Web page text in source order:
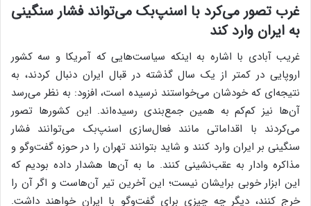
غرب تصور می‌کرد با اسنپ‌بک می‌تواند فشار سنگینی
به ایران وارد کند
غریب آبادی با اشاره به اینکه سیاست‌هایی که آمریکا و سه کشور
اروپایی در کمتر از یک سال گذشته در قبال ایران دنبال کردند، به
نتیجه‌ای که خودشان می‌خواستند نرسیده است، افزود: به نظر می‌رسد
آن‌ها نیز کم‌کم به همین جمع‌بندی رسیده‌اند. این کشورها تصور
می‌کردند با اقداماتی مانند فعال‌سازی اسنپ‌بک می‌توانند فشار
سنگینی بر ایران وارد کنند و شاید بتوانند تهران را در حوزه گفت‌وگو و
مذاکره وادار به عقب‌نشینی کنند. ما به آن‌ها هشدار داده بودیم که
این ابزار خوبی برایشان نیست؛ این آخرین تیر آن‌هاست و اگر آن را
خرج کنند، دیگر چه چیزی برای گفت‌وگو با ایران خواهند داشت.